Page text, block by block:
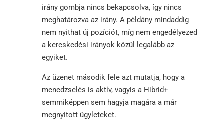
irány gombja nincs bekapcsolva, így nincs
meghatározva az irány. A példány mindaddig
nem nyithat új pozíciót, míg nem engedélyezed
a kereskedési irányok közül legalább az
egyiket.
Az üzenet második fele azt mutatja, hogy a
menedzselés is aktív, vagyis a Hibrid+
semmiképpen sem hagyja magára a már
megnyitott ügyleteket.